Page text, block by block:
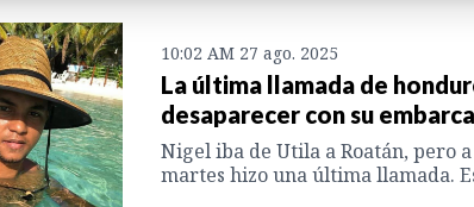
10:02 AM 27 ago. 2025
La última llamada de
desaparecer con su
Nigel iba de Utila a Roatán, pero
martes hizo una última llamada.